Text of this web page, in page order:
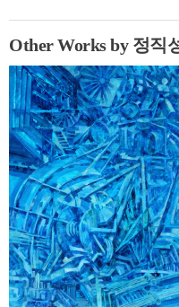
Other Works by 정직